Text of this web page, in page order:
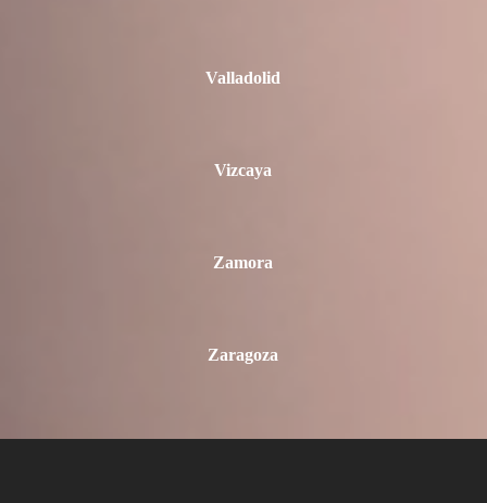
Valladolid
Vizcaya
Zamora
Zaragoza